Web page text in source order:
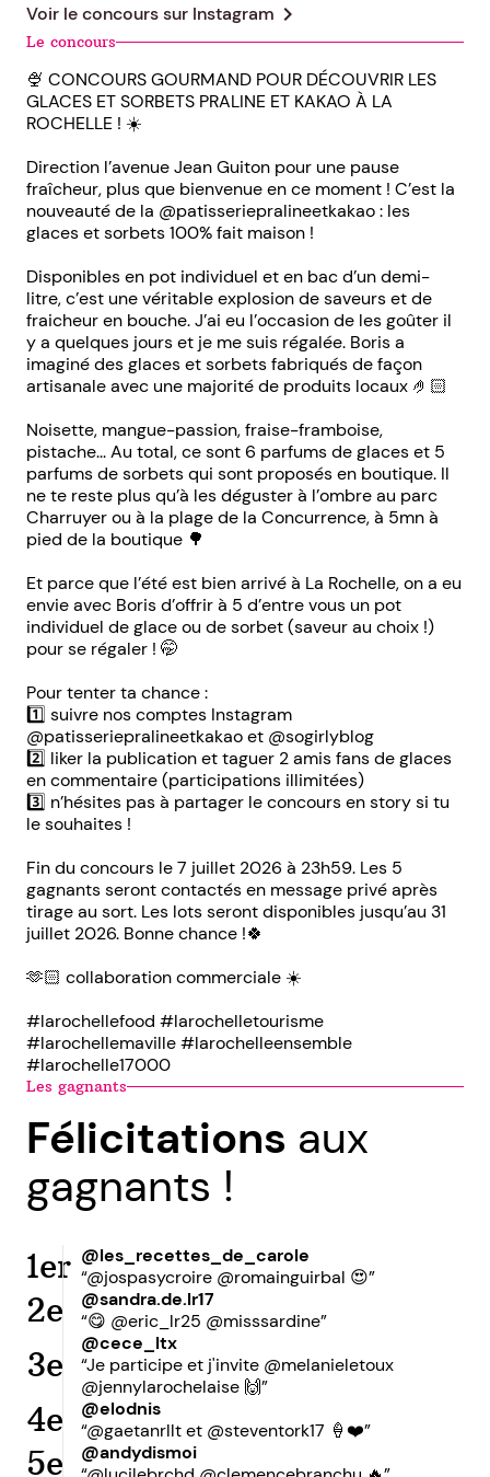
Voir le concours sur Instagram chevron_right
Le concours
🍨 CONCOURS GOURMAND POUR DÉCOUVRIR LES
GLACES ET SORBETS PRALINE ET KAKAO À LA
ROCHELLE ! ☀️
Direction l’avenue Jean Guiton pour une pause
fraîcheur, plus que bienvenue en ce moment ! C’est la
nouveauté de la @patisseriepralineetkakao : les
glaces et sorbets 100% fait maison !
Disponibles en pot individuel et en bac d’un demi-
litre, c’est une véritable explosion de saveurs et de
fraicheur en bouche. J’ai eu l’occasion de les goûter il
y a quelques jours et je me suis régalée. Boris a
imaginé des glaces et sorbets fabriqués de façon
artisanale avec une majorité de produits locaux 🤌🏻
Noisette, mangue-passion, fraise-framboise,
pistache... Au total, ce sont 6 parfums de glaces et 5
parfums de sorbets qui sont proposés en boutique. Il
ne te reste plus qu’à les déguster à l’ombre au parc
Charruyer ou à la plage de la Concurrence, à 5mn à
pied de la boutique 🌳
Et parce que l’été est bien arrivé à La Rochelle, on a eu
envie avec Boris d’offrir à 5 d’entre vous un pot
individuel de glace ou de sorbet (saveur au choix !)
pour se régaler ! 🤭
Pour tenter ta chance :
1️⃣ suivre nos comptes Instagram
@patisseriepralineetkakao et @sogirlyblog
2️⃣ liker la publication et taguer 2 amis fans de glaces
en commentaire (participations illimitées)
3️⃣ n’hésites pas à partager le concours en story si tu
le souhaites !
Fin du concours le 7 juillet 2026 à 23h59. Les 5
gagnants seront contactés en message privé après
tirage au sort. Les lots seront disponibles jusqu’au 31
juillet 2026. Bonne chance !🍀
🫶🏻 collaboration commerciale ☀️
#larochellefood #larochelletourisme
#larochellemaville #larochelleensemble
#larochelle17000
Les gagnants
Félicitations aux
gagnants !
1er @les_recettes_de_carole
“@jospasycroire @romainguirbal 😍”
2e
@sandra.de.lr17
“😋 @eric_lr25 @misssardine”
3e
@cece_ltx
“Je participe et j'invite @melanieletoux
@jennylarochelaise 🙌”
4e
@elodnis
“@gaetanrllt et @steventork17 🍦❤️”
5e
@andydismoi